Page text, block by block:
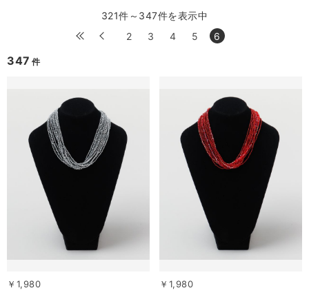
321件～347件を表示中
2
3 4 5 6
347 件
￥1,980 ￥1,980